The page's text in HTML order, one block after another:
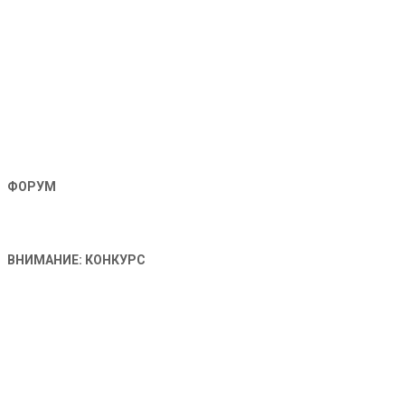
ФОРУМ
ВНИМАНИЕ: КОНКУРС